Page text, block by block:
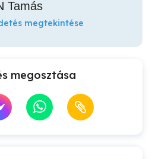
Tamás
megtekintése
megosztása